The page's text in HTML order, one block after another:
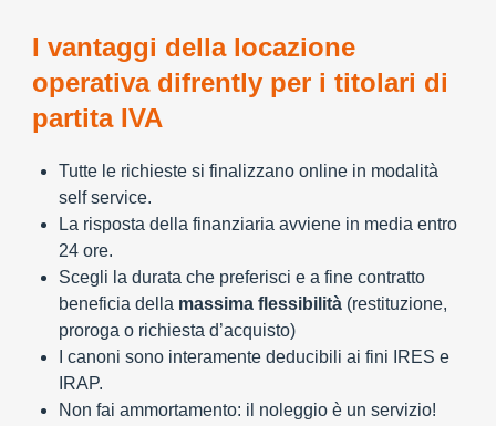
I vantaggi della locazione
operativa difrently per i titolari di
partita IVA
Tutte le richieste si finalizzano online in modalità
self service.
La risposta della finanziaria avviene in media entro
24 ore.
Scegli la durata che preferisci e a fine contratto
beneficia della massima flessibilità (restituzione,
proroga o richiesta d’acquisto)
I canoni sono interamente deducibili ai fini IRES e
IRAP.
Non fai ammortamento: il noleggio è un servizio!